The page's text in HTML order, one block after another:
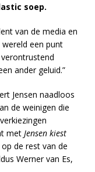
soep.
van de media en
een punt
ander geluid.”
Jensen naadloos
de weinigen die
met Jensen kiest
de rest van de
Werner van Es,